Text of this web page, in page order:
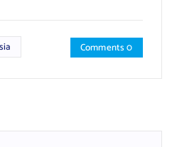
Comments 0